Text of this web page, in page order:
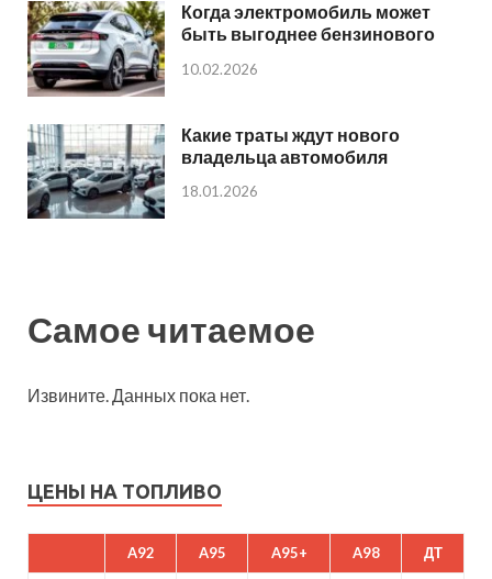
Когда электромобиль может
быть выгоднее бензинового
10.02.2026
Какие траты ждут нового
владельца автомобиля
18.01.2026
Самое читаемое
Извините. Данных пока нет.
ЦЕНЫ НА ТОПЛИВО
A92 A95 A95+ A98 ДТ